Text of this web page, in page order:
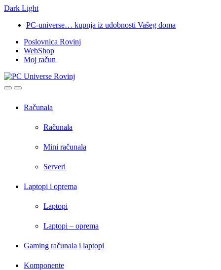
Dark Light
navigation
content
PC-universe… kupnja iz udobnosti Vašeg doma
Poslovnica Rovinj
WebShop
Moj račun
OpenClose
Računala
Računala
Mini računala
Serveri
Laptopi i oprema
Laptopi
Laptopi – oprema
Gaming računala i laptopi
Komponente